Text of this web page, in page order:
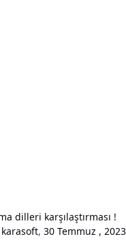
dilleri karşılaştırması !
karasoft,30 Temmuz ,